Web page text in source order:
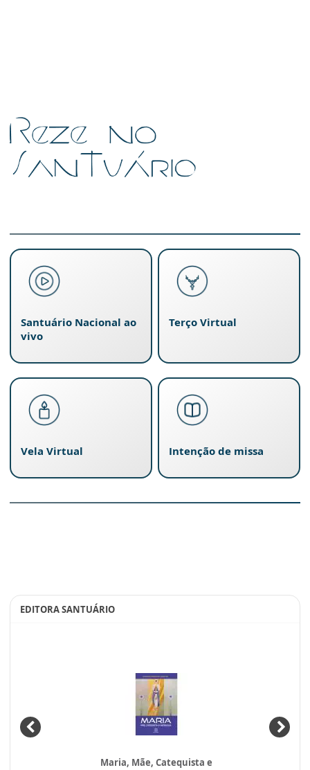
Santuário Nacional ao
vivo
Terço Virtual
Vela Virtual Intenção de missa
EDITORA SANTUÁRIO
Maria, Mãe, Catequista e